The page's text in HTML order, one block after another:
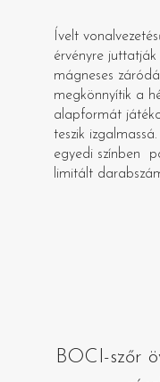
Ívelt
érvényre
mágneses
megkönnyítik a
alapformát
teszik
egyedi színben
limitált
BOCI-szőr